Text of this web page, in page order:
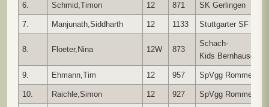
6. Schmid,Timon 12 871 SK Gerlingen
7. Manjunath,Siddharth 12 1133 Stuttgarter SF
8. Floeter,Nina 12W 873
Schach-
Kids Bernhausen
9. Ehmann,Tim 12 957 SpVgg
10. Raichle,Simon 12 927 SpVgg